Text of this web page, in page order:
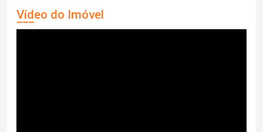
Vídeo do Imóvel